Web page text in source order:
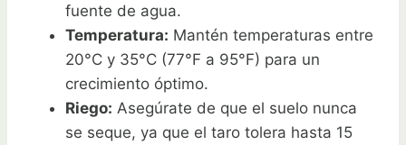
fuente de agua.
Temperatura: Mantén temperaturas entre
20°C y 35°C (77°F a 95°F) para un
crecimiento óptimo.
Riego: Asegúrate de que el suelo nunca
se seque, ya que el taro tolera hasta 15